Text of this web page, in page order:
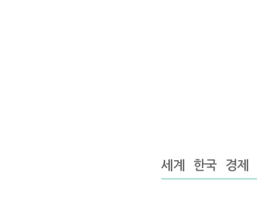
세계 한국 경제